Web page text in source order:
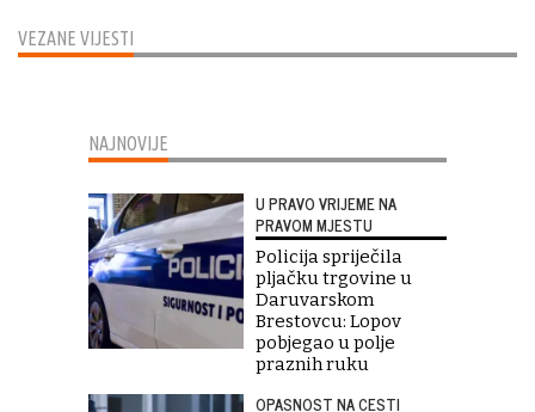
VEZANE VIJESTI
NAJNOVIJE
U PRAVO VRIJEME NA
PRAVOM MJESTU
Policija spriječila
pljačku trgovine u
Daruvarskom
Brestovcu: Lopov
pobjegao u polje
praznih ruku
OPASNOST NA CESTI